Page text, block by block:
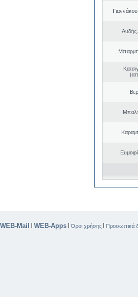
Αυδής
WEB-Mail | WEB-Apps |Όροι χρήσης | Προσωπικά